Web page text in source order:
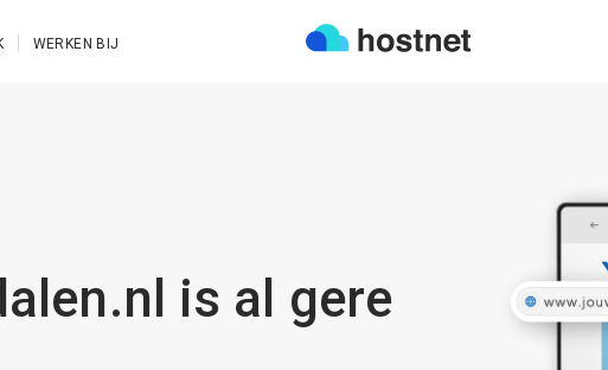
WERKEN BIJ
is al gere